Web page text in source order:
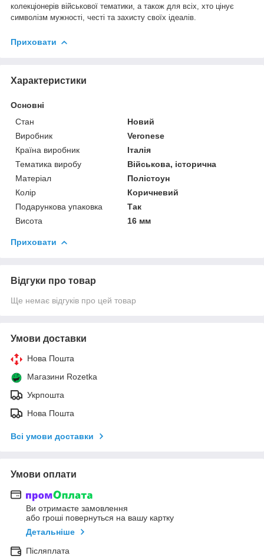
колекціонерів військової тематики, а також для всіх, хто цінує
символізм мужності, честі та захисту своїх ідеалів.
Приховати
Характеристики
Основні
Стан
Новий
Виробник
Veronese
Країна виробник
Італія
Тематика виробу
Військова, історична
Матеріал
Полістоун
Колір
Коричневий
Подарункова упаковка
Так
Висота
16 мм
Приховати
Відгуки про товар
Ще немає відгуків про цей товар
Умови доставки
Нова Пошта
Магазини Rozetka
Укрпошта
Нова Пошта
Всі умови доставки
Умови оплати
Ви отримаєте замовлення
або гроші повернуться на вашу картку
Детальніше
Післяплата